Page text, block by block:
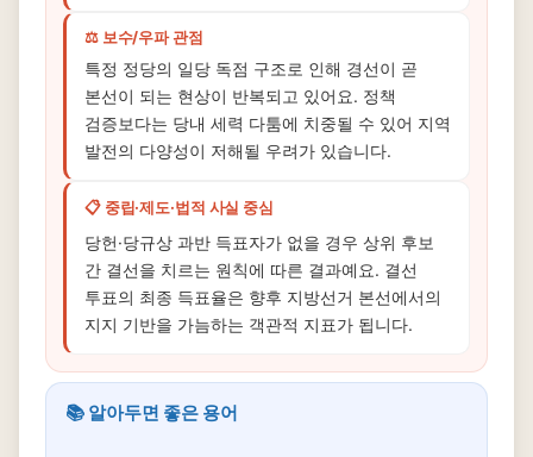
⚖️ 보수/우파 관점
특정 정당의 일당 독점 구조로 인해 경선이 곧
본선이 되는 현상이 반복되고 있어요. 정책
검증보다는 당내 세력 다툼에 치중될 수 있어 지역
발전의 다양성이 저해될 우려가 있습니다.
📋 중립·제도·법적 사실 중심
당헌·당규상 과반 득표자가 없을 경우 상위 후보
간 결선을 치르는 원칙에 따른 결과예요. 결선
투표의 최종 득표율은 향후 지방선거 본선에서의
지지 기반을 가늠하는 객관적 지표가 됩니다.
📚 알아두면 좋은 용어